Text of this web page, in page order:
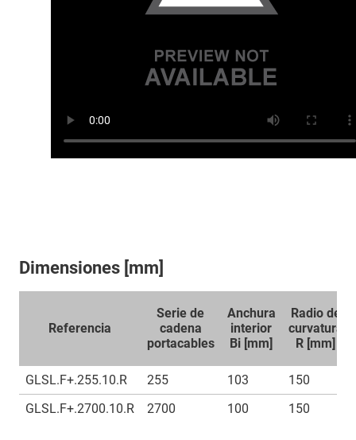
Dimensiones [mm]
Referencia
Serie de
cadena
portacables
Anchura
interior
Bi [mm]
Radio de
curvatura
R [mm]
GLSL.F+.255.10.R 255 103
150
GLSL.F+.2700.10.R
2700 100 150